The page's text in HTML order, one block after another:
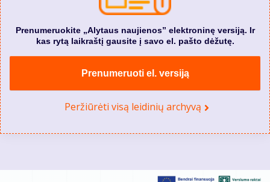
Prenumeruokite „Alytaus naujienos” elektroninę versiją. Ir
kas rytą laikraštį gausite į savo el. pašto dėžutę.
Prenumeruoti el. versiją
Peržiūrėti visą leidinių archyvą